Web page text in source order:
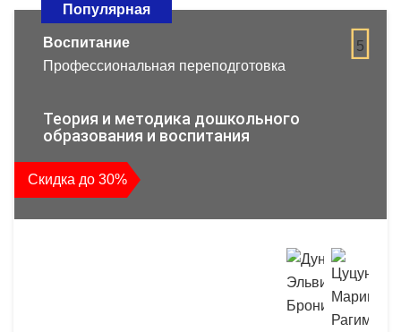
Популярная
5
Воспитание
Профессиональная переподготовка
Теория и методика дошкольного
образования и воспитания
Скидка до 30%